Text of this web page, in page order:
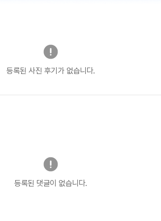
등록된 사진 후기가 없습니다.
등록된 댓글이 없습니다.